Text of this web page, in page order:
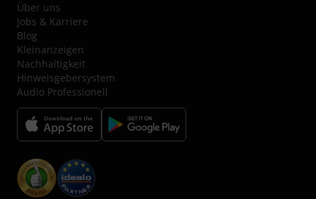
Über uns
Jobs & Karriere
Blog
Kleinanzeigen
Nachhaltigkeit
Hinweisgebersystem
Audio Professionell